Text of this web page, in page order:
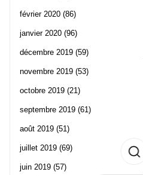
février 2020 (86)
janvier 2020 (96)
décembre 2019 (59)
novembre 2019 (53)
octobre 2019 (21)
septembre 2019 (61)
août 2019 (51)
juillet 2019 (69)
juin 2019 (57)